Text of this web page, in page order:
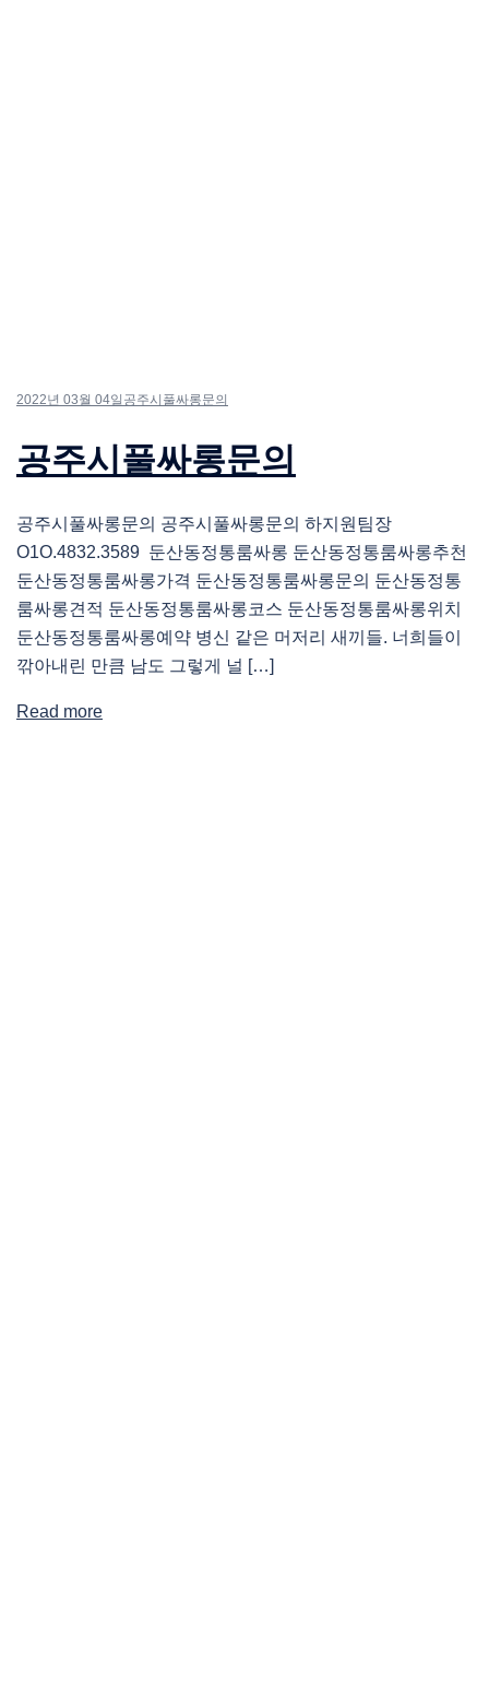
2022년 03월 04일 공주시풀싸롱문의
공주시풀싸롱문의
공주시풀싸롱문의 공주시풀싸롱문의 하지원팀장
O1O.4832.3589 둔산동정통룸싸롱 둔산동정통룸싸롱추천
둔산동정통룸싸롱가격 둔산동정통룸싸롱문의 둔산동정통
룸싸롱견적 둔산동정통룸싸롱코스 둔산동정통룸싸롱위치
둔산동정통룸싸롱예약 병신 같은 머저리 새끼들. 너희들이
깎아내린 만큼 남도 그렇게 널 […]
Read more